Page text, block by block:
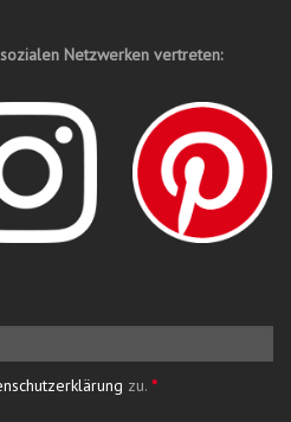
Netzwerken vertreten:
zu. *